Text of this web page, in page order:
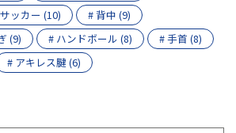
ッカー (10)
# 背中 (9)
(9)
# ハンドボール (8)
# 手首 (8)
# アキレス腱 (6)